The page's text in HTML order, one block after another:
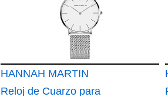
HANNAH MARTIN
Reloj de Cuarzo para